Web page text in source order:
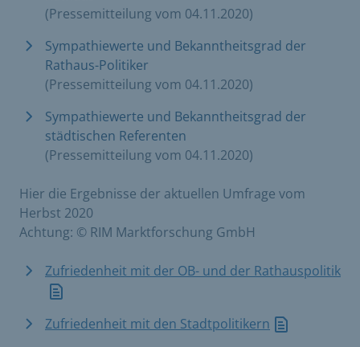
(Pressemitteilung vom 04.11.2020)
Sympathiewerte und Bekanntheitsgrad der
Rathaus-Politiker
(Pressemitteilung vom 04.11.2020)
Sympathiewerte und Bekanntheitsgrad der
städtischen Referenten
(Pressemitteilung vom 04.11.2020)
Hier die Ergebnisse der aktuellen Umfrage vom
Herbst 2020
Achtung: © RIM Marktforschung GmbH
Zufriedenheit mit der OB- und der Rathauspolitik
Zufriedenheit mit den Stadtpolitikern